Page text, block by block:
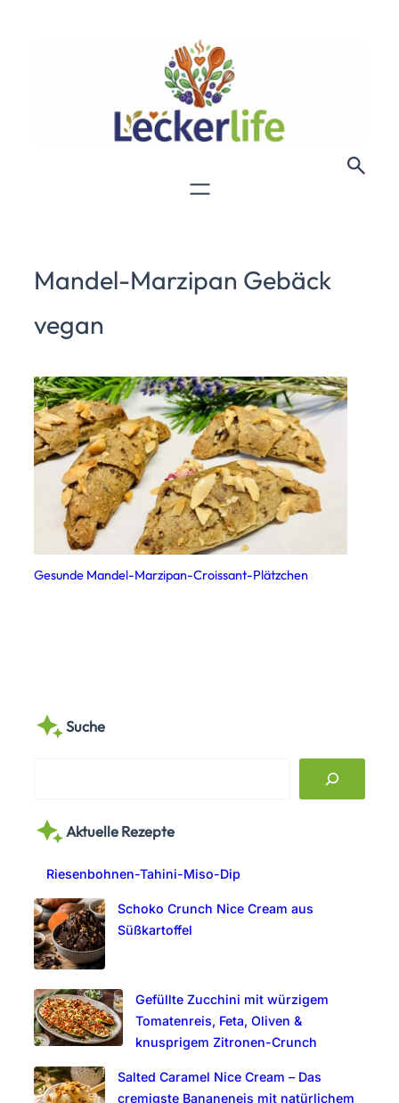
Mandel-Marzipan Gebäck
vegan
Gesunde Mandel-Marzipan-Croissant-Plätzchen
Suche
r
Aktuelle Rezepte
Riesenbohnen-Tahini-Miso-Dip
Schoko Crunch Nice Cream aus
Süßkartoffel
Gefüllte Zucchini mit würzigem
Tomatenreis, Feta, Oliven &
knusprigem Zitronen-Crunch
Salted Caramel Nice Cream – Das
cremigste Bananeneis mit natürlichem